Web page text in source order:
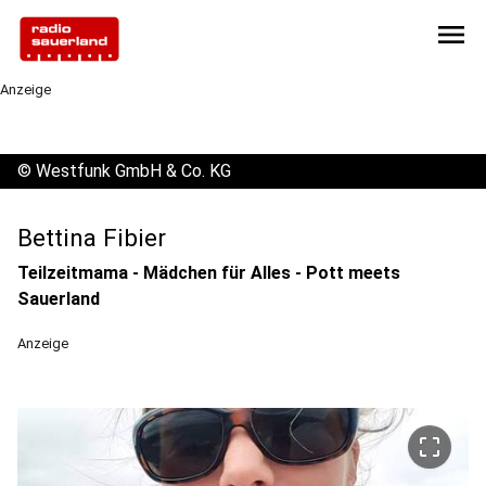
menu
Anzeige
© Westfunk GmbH & Co. KG
Bettina Fibier
Teilzeitmama - Mädchen für Alles - Pott meets
Sauerland
Anzeige
crop_free